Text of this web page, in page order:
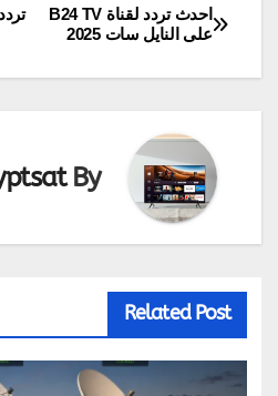
تصفّح
المقالات
احدث تردد لقناة B24 TV
على النايل سات 2025
By
Related Post